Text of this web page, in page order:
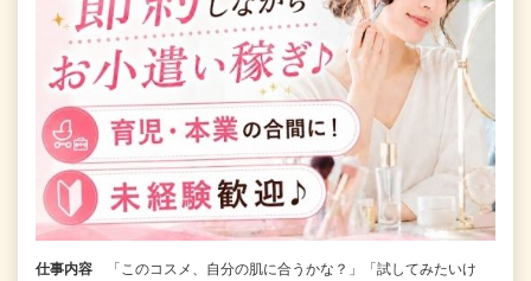
仕事内容
「このコスメ、自分の肌に合うかな？」「試してみたいけ